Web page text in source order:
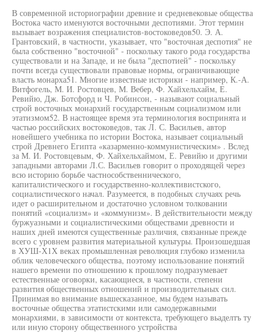
В современной историографии древние и средневековые общества
Востока часто именуются восточными деспотиями. Этот термин
вызывает возражения специалистов-востоковедов50. Э. А.
Грантовский, в частности, указывает, что "восточная деспотия" не
была собственно "восточной" - поскольку такого рода государства
существовали и на Западе, и не была "деспотией" - поскольку
почти всегда существовали правовые нормы, ограничивающие
власть монарха51. Многие известные историки - например, К.-А.
Витфогель, М. И. Ростовцев, М. Вебер, Ф. Хайхельхайм, Е.
Ревийю, Дж. Ботсфорд и Ч. Робинсон, - называют социальный
строй восточных монархий государственным социализмом или
этатизмом52. В настоящее время эта терминология воспринята и
частью российских востоковедов, так Л. С. Васильев, автор
новейшего учебника по истории Востока, называет социальный
строй Древнего Египта «казарменно-коммунистическим» . Вслед
за М. И. Ростовцевым, Ф. Хайхельхаймом, Е. Ревийю и другими
западными авторами Л.С. Васильев говорит о проходящей через
всю историю борьбе частнособственнического,
капиталистического и государственно-коллективистского,
социалистического начал. Разумеется, в подобных случаях речь
идет о расширительном и достаточно условном толковании
понятий «социализм» и «коммунизм». В действительности между
буржуазными и социалистическими обществами древности и
наших дней имеются существенные различия, связанные прежде
всего с уровнем развития материальной культуры. Произошедшая
в ХУШ-Х1Х веках промышленная революция глубоко изменила
облик человеческого общества, поэтому использование понятий
нашего времени по отношению к прошлому подразумевает
естественные оговорки, касающиеся, в частности, степени
развития общественных отношений и производительных сил.
Принимая во внимание вышесказанное, мы будем называть
восточные общества этатистскими или самодержавными
монархиями, в зависимости от контекста, требующего вьаделтъ ту
или иную сторону общественного устройства